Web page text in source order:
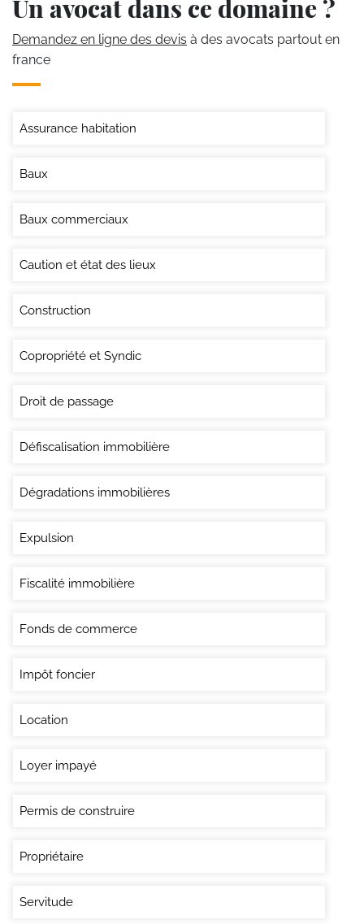
Un avocat dans ce domaine ?
Demandez en ligne des devis à des avocats partout en
france
Assurance habitation
Baux
Baux commerciaux
Caution et état des lieux
Construction
Copropriété et Syndic
Droit de passage
Défiscalisation immobilière
Dégradations immobilières
Expulsion
Fiscalité immobilière
Fonds de commerce
Impôt foncier
Location
Loyer impayé
Permis de construire
Propriétaire
Servitude